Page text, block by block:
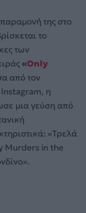
της στο
το
των
«Only
από τον
η
μια γεύση από
«Τρελά
Murders in the